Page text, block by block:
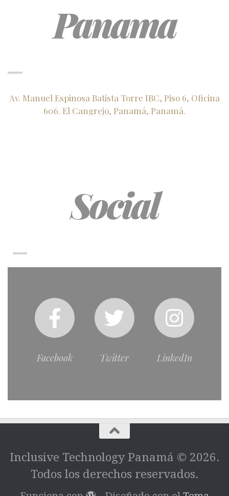
Panama
Av. Manuel Espinosa Batista Torre IBC, Piso 6, Oficina
606. El Cangrejo, Panamá, Panamá.
Social
Facebook Twitter LinkedIn
Inclusive Technology Panamá © 2026.
Todos los derechos reservados.